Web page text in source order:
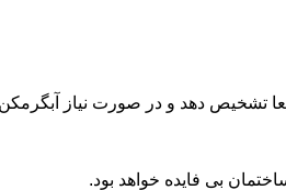
تشخیص دهد و در صورت نیاز آبگرمکن
بی فایده خواهد بود.